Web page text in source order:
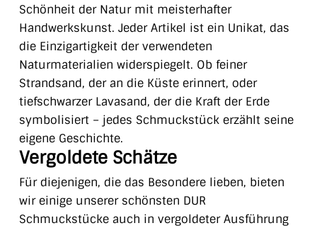
Schönheit der Natur mit meisterhafter
Handwerkskunst. Jeder Artikel ist ein Unikat, das
die Einzigartigkeit der verwendeten
Naturmaterialien widerspiegelt. Ob feiner
Strandsand, der an die Küste erinnert, oder
tiefschwarzer Lavasand, der die Kraft der Erde
symbolisiert – jedes Schmuckstück erzählt seine
eigene Geschichte.
Vergoldete Schätze
Für diejenigen, die das Besondere lieben, bieten
wir einige unserer schönsten DUR
Schmuckstücke auch in vergoldeter Ausführung